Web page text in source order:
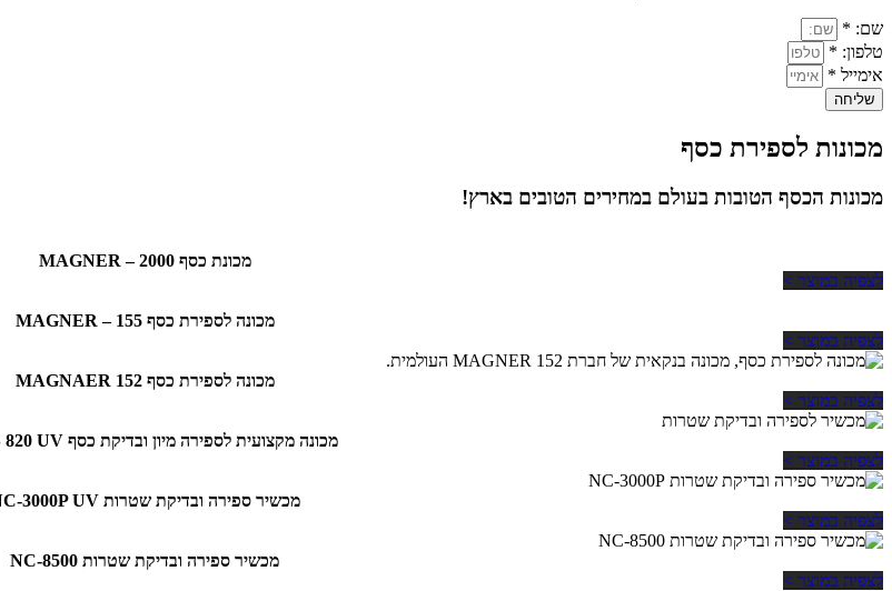
שם: *
טלפון: *
אימייל *
שליחה
מכונות לספירת כסף
מכונות הכסף הטובות בעולם במחירים הטובים בארץ!
מכונת כסף MAGNER – 2000
לצפיה במוצר >
מכונה לספירת כסף MAGNER – 155
לצפיה במוצר >
מכונה לספירת כסף MAGNAER 152
לצפיה במוצר >
מכונה מקצועית לספירה מיון ובדיקת כסף DORS 820 UV
לצפיה במוצר >
מכשיר ספירה ובדיקת שטרות NC-3000P UV
לצפיה במוצר >
מכשיר ספירה ובדיקת שטרות NC-8500
לצפיה במוצר >